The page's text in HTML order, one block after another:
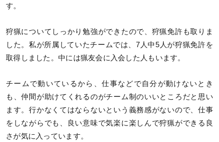
す。
狩猟についてしっかり勉強ができたので、狩猟免許も取りま
した。私が所属していたチームでは、7人中5人が狩猟免許を
取得しました。中には猟友会に入会した人もいます。
チームで動いているから、仕事などで自分が動けないとき
も、仲間が助けてくれるのがチーム制のいいところだと思い
ます。行かなくてはならないという義務感がないので、仕事
をしながらでも、良い意味で気楽に楽しんで狩猟ができる良
さが気に入っています。